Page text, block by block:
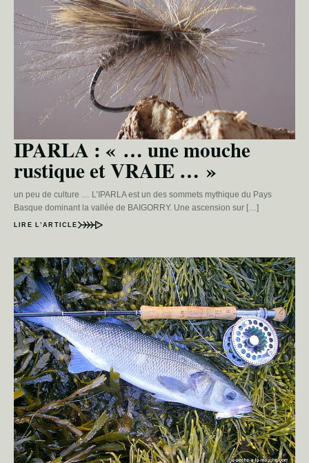
IPARLA : « … une mouche
rustique et VRAIE … »
un peu de culture … L’IPARLA est un des sommets mythique du Pays
Basque dominant la vallée de BAIGORRY. Une ascension sur […]
LIRE L’ARTICLE